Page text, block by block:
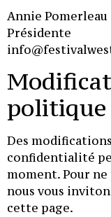
Annie Pomerleau
Présidente
politique
Des
confidentialité
moment. Pour ne
nous vous
cette page.